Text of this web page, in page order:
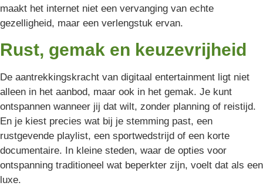
maakt het internet niet een vervanging van echte
gezelligheid, maar een verlengstuk ervan.
Rust, gemak en keuzevrijheid
De aantrekkingskracht van digitaal entertainment ligt niet
alleen in het aanbod, maar ook in het gemak. Je kunt
ontspannen wanneer jij dat wilt, zonder planning of reistijd.
En je kiest precies wat bij je stemming past, een
rustgevende playlist, een sportwedstrijd of een korte
documentaire. In kleine steden, waar de opties voor
ontspanning traditioneel wat beperkter zijn, voelt dat als een
luxe.